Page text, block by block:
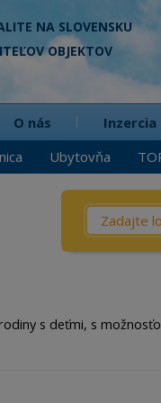
NA SLOVENSKU
OBJEKTOV
Ubytovňa
O nás Inzercia
Čo? /
Chata
s deťmi, s